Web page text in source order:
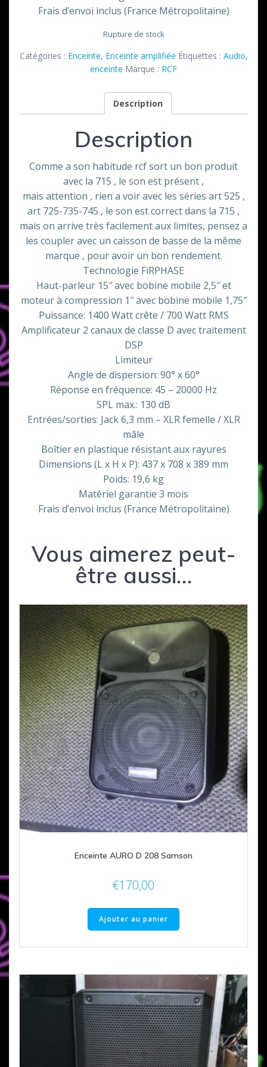
Frais d’envoi inclus (France Métropolitaine)
Rupture de stock
Catégories : Enceinte, Enceinte amplifiée Étiquettes : Audio,
enceinte Marque : RCF
Description
Description
Comme a son habitude rcf sort un bon produit
avec la 715 , le son est présent ,
mais attention , rien a voir avec les séries art 525 ,
art 725-735-745 , le son est correct dans la 715 ,
mais on arrive très facilement aux limites, pensez a
les coupler avec un caisson de basse de la même
marque , pour avoir un bon rendement.
Technologie FiRPHASE
Haut-parleur 15″ avec bobine mobile 2,5″ et
moteur à compression 1″ avec bobine mobile 1,75″
Puissance: 1400 Watt crête / 700 Watt RMS
Amplificateur 2 canaux de classe D avec traitement
DSP
Limiteur
Angle de dispersion: 90° x 60°
Réponse en fréquence: 45 – 20000 Hz
SPL max.: 130 dB
Entrées/sorties: Jack 6,3 mm – XLR femelle / XLR
mâle
Boîtier en plastique résistant aux rayures
Dimensions (L x H x P): 437 x 708 x 389 mm
Poids: 19,6 kg
Matériel garantie 3 mois
Frais d’envoi inclus (France Métropolitaine)
Vous aimerez peut-
être aussi…
Enceinte AURO D 208 Samson
€170,00
Ajouter au panier